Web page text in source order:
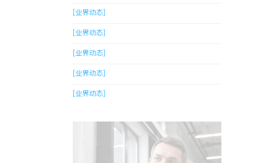
[业界动态]
[业界动态]
[业界动态]
[业界动态]
[业界动态]